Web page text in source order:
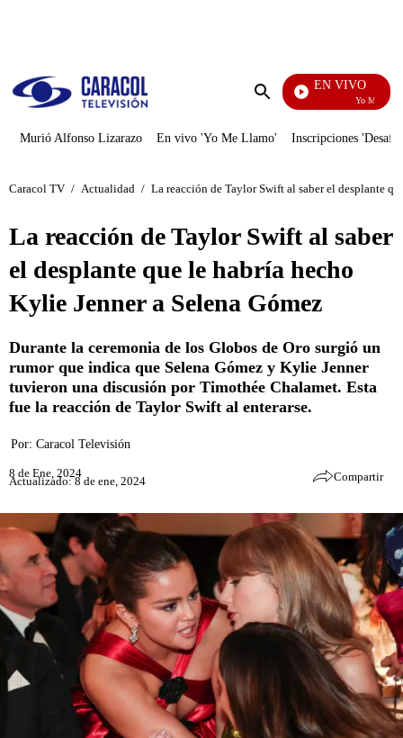
Enviar
EN VIVO
Yo Me Llamo
Murió Alfonso Lizarazo En vivo 'Yo Me Llamo' Inscripciones
Caracol TV / Actualidad / La reacción de Taylor Swift al saber el desplante
La reacción de Taylor Swift al saber
el desplante que le habría hecho
Kylie Jenner a Selena Gómez
Durante la ceremonia de los Globos de Oro surgió un
rumor que indica que Selena Gómez y Kylie Jenner
tuvieron una discusión por Timothée Chalamet. Esta
fue la reacción de Taylor Swift al enterarse.
Por: Caracol Televisión
8 de Ene, 2024
Actualizado: 8 de ene, 2024 Compartir